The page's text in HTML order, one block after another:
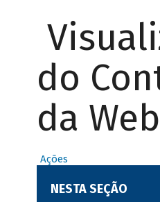
do
da Web
Ações
NESTA SEÇÃO